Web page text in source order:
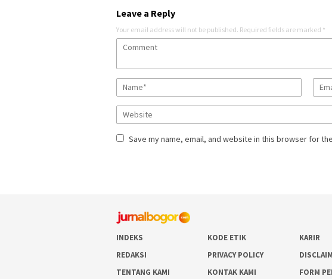
Leave a Reply
Your email address will not be published. Required fields are marked *
Save my name, email, and website in this browser for
INDEKS KODE ETIK
KARIR
REDAKSI
PRIVACY POLICY
TENTANG KAMI
KONTAK KAMI FORM